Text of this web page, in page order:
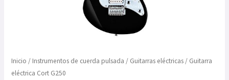
Inicio / Instrumentos de cuerda pulsada / Guitarras eléctricas / Guitarra
eléctrica Cort G250